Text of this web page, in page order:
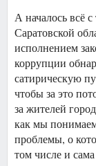
А началось всё
Саратовской
исполнением
коррупции
сатирическую
чтобы за это
за жителей
как мы
проблемы, о
том числе и